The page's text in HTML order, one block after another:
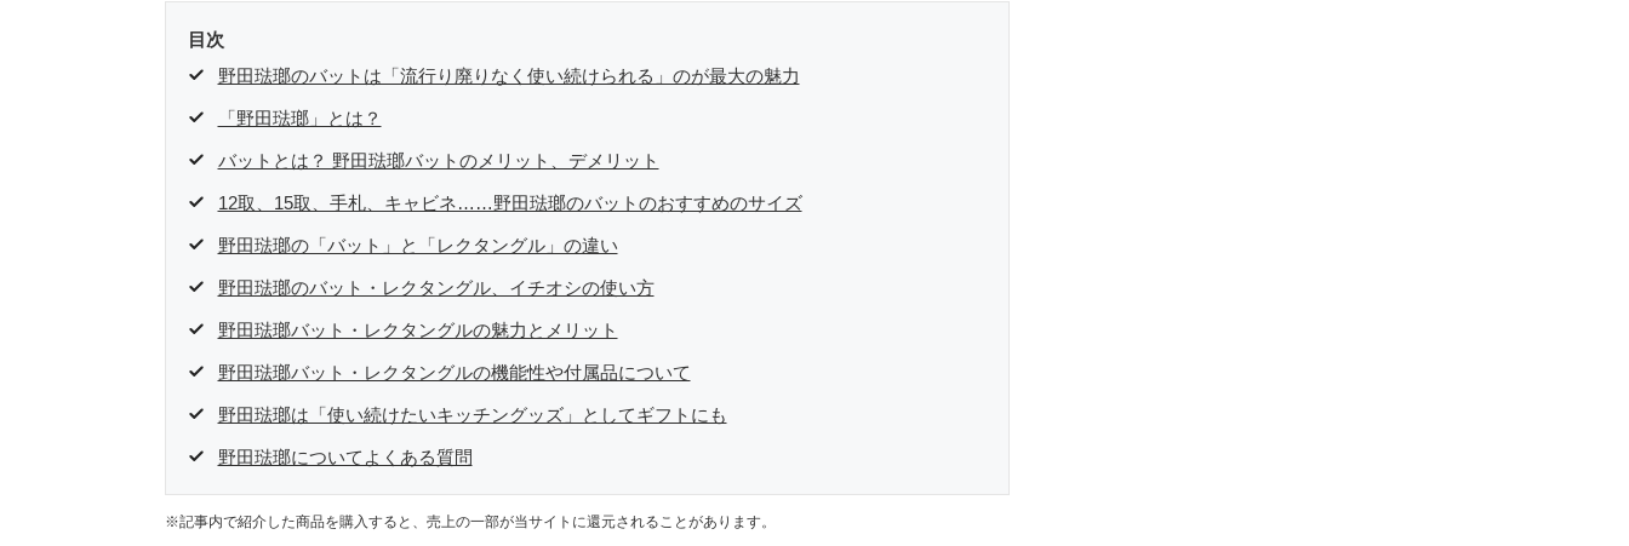
目次
野田琺瑯のバットは「流行り廃りなく使い続けられる」のが最大の魅力
「野田琺瑯」とは？
バットとは？ 野田琺瑯バットのメリット、デメリット
12取、15取、手札、キャビネ……野田琺瑯のバットのおすすめのサイズ
野田琺瑯の「バット」と「レクタングル」の違い
野田琺瑯のバット・レクタングル、イチオシの使い方
野田琺瑯バット・レクタングルの魅力とメリット
野田琺瑯バット・レクタングルの機能性や付属品について
野田琺瑯は「使い続けたいキッチングッズ」としてギフトにも
野田琺瑯についてよくある質問
※記事内で紹介した商品を購入すると、売上の一部が当サイトに還元されることがあります。